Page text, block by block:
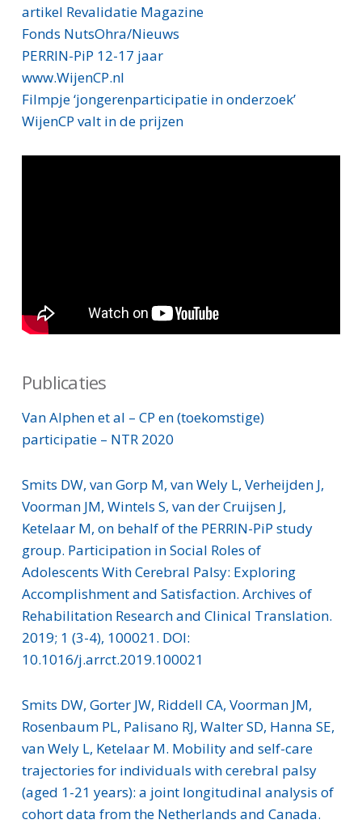
artikel Revalidatie Magazine
Fonds NutsOhra/Nieuws
PERRIN-PiP 12-17 jaar
www.WijenCP.nl
Filmpje ‘jongerenparticipatie in onderzoek’
WijenCP valt in de prijzen
Publicaties
Van Alphen et al – CP en (toekomstige)
participatie – NTR 2020
Smits DW, van Gorp M, van Wely L, Verheijden J,
Voorman JM, Wintels S, van der Cruijsen J,
Ketelaar M, on behalf of the PERRIN-PiP study
group. Participation in Social Roles of
Adolescents With Cerebral Palsy: Exploring
Accomplishment and Satisfaction. Archives of
Rehabilitation Research and Clinical Translation.
2019; 1 (3-4), 100021. DOI:
10.1016/j.arrct.2019.100021
Smits DW, Gorter JW, Riddell CA, Voorman JM,
Rosenbaum PL, Palisano RJ, Walter SD, Hanna SE,
van Wely L, Ketelaar M. Mobility and self-care
trajectories for individuals with cerebral palsy
(aged 1-21 years): a joint longitudinal analysis of
cohort data from the Netherlands and Canada.